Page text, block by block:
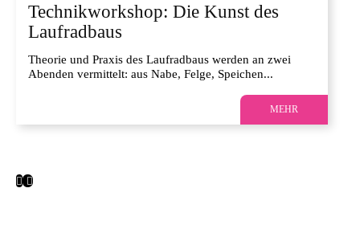
Technikworkshop: Die Kunst des
Laufradbaus
Theorie und Praxis des Laufradbaus werden an zwei
Abenden vermittelt: aus Nabe, Felge, Speichen...
MEHR